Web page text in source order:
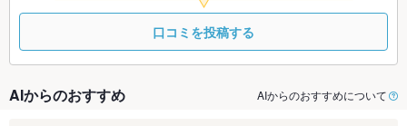
口コミを投稿する
AIからのおすすめ AIからのおすすめについて